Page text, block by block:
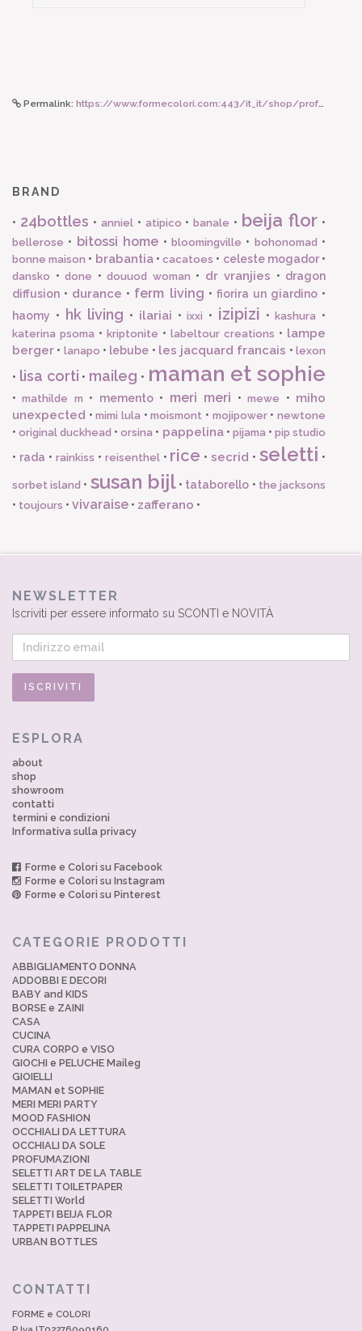
Permalink: https://www.formecolori.com:443/it_it/shop/profumazioni/ricarica_per_lampe_berger/lampe_berger_maison_berger_amour_d_hibiscus_500_ml/3698
BRAND
• 24bottles • anniel• atipico •banale • beija flor •
bellerose • bitossi home • bloomingville • bohonomad •
bonne maison • brabantia•cacatoes • celeste mogador•
dansko • done • douuod woman • dr vranjies • dragon
diffusion • durance • ferm living • fiorira un giardino•
haomy • hk living • ilariai •ixxi • izipizi •kashura •
katerina psoma • kriptonite • labeltour creations • lampe
berger • lanapo • lebube • les jacquard francais •lexon
• lisa corti • maileg • maman et sophie
•mathilde m • memento• meri meri •mewe • miho
unexpected •mimi lula •moismont • mojipower•newtone
•original duckhead •orsina • pappelina• pijama • pip studio
• rada • rainkiss • reisenthel• rice •secrid •seletti •
sorbet island • susan bijl• tataborello • the jacksons
• toujours • vivaraise • zafferano •
NEWSLETTER
Iscriviti per essere informato su SCONTI e NOVITÀ
ESPLORA
about
shop
showroom
contatti
termini e condizioni
Informativa sulla privacy
Forme e Colori su Facebook
Forme e Colori su Instagram
Forme e Colori su Pinterest
CATEGORIE PRODOTTI
ABBIGLIAMENTO DONNA
ADDOBBI E DECORI
BABY and KIDS
BORSE e ZAINI
CASA
CUCINA
CURA CORPO e VISO
GIOCHI e PELUCHE Maileg
GIOIELLI
MAMAN et SOPHIE
MERI MERI PARTY
MOOD FASHION
OCCHIALI DA LETTURA
OCCHIALI DA SOLE
PROFUMAZIONI
SELETTI ART DE LA TABLE
SELETTI TOILETPAPER
SELETTI World
TAPPETI BEIJA FLOR
TAPPETI PAPPELINA
URBAN BOTTLES
CONTATTI
FORME e COLORI